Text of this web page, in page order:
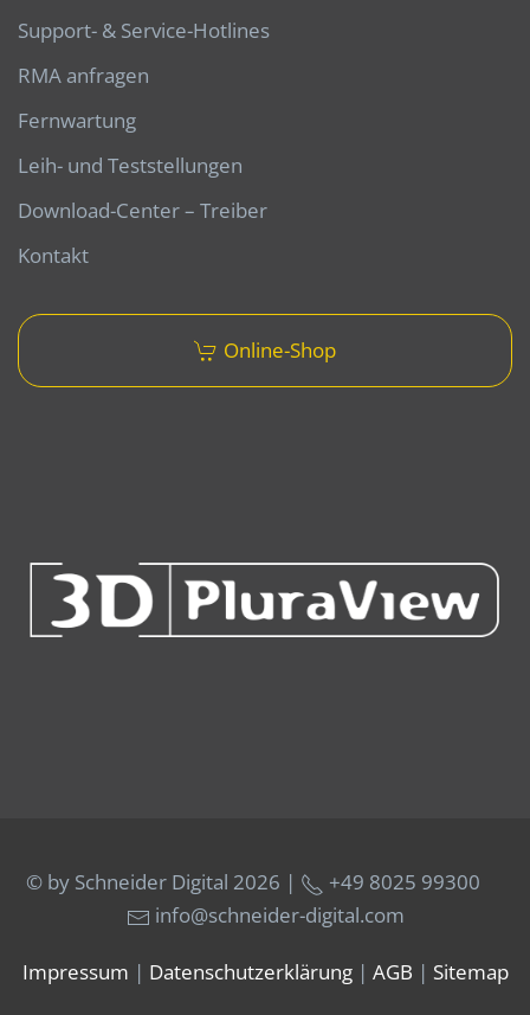
Support- & Service-Hotlines
RMA anfragen
Fernwartung
Leih- und Teststellungen
Download-Center – Treiber
Kontakt
Online-Shop
© by Schneider Digital 2026 |
+49 8025 99300
info@schneider-digital.com
Impressum | Datenschutzerklärung| AGB | Sitemap